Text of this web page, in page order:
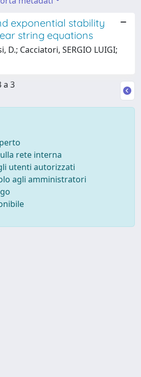
exponential stability
string equations
D.; Cacciatori, SERGIO LUIGI;
a 3
rete interna
utenti autorizzati
agli amministratori